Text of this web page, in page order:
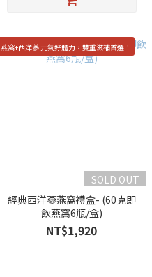
燕窩+西洋蔘 元氣好體力，雙重滋補首選！
SOLD OUT
經典西洋蔘燕窩禮盒- (60克即
飲燕窩6瓶/盒)
NT$1,920